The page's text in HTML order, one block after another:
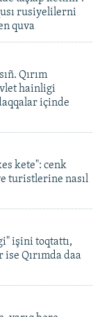
rusiyelilerni
quva
Qırım
hainligi
içinde
kete": cenk
turistlerine nasıl
işini toqtattı,
Qırımda daa